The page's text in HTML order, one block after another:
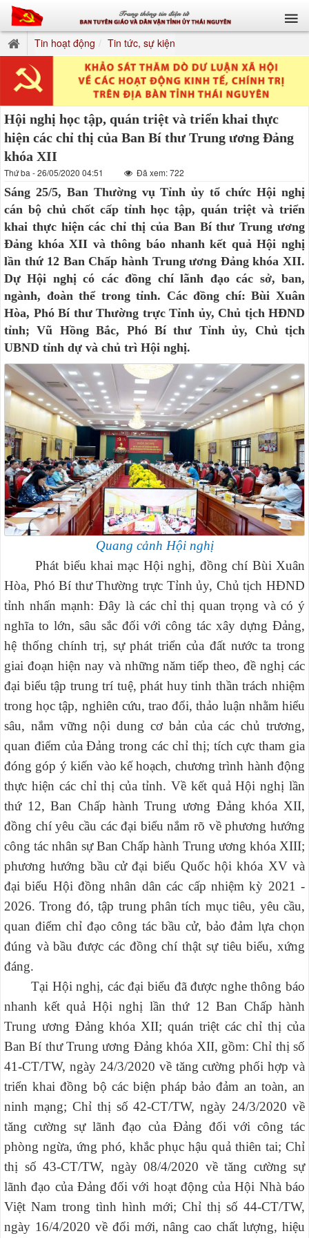
Tin hoạt động Tin tức, sự kiện
Hội nghị học tập, quán triệt và triển khai thực
hiện các chỉ thị của Ban Bí thư Trung ương Đảng
khóa XII
Thứ ba - 26/05/2020 04:51 Đã xem: 722
Sáng 25/5, Ban Thường vụ Tỉnh ủy tổ chức Hội nghị
cán bộ chủ chốt cấp tỉnh học tập, quán triệt và triển
khai thực hiện các chỉ thị của Ban Bí thư Trung ương
Đảng khóa XII và thông báo nhanh kết quả Hội nghị
lần thứ 12 Ban Chấp hành Trung ương Đảng khóa XII.
Dự Hội nghị có các đồng chí lãnh đạo các sở, ban,
ngành, đoàn thể trong tỉnh. Các đồng chí: Bùi Xuân
Hòa, Phó Bí thư Thường trực Tỉnh ủy, Chủ tịch HĐND
tỉnh; Vũ Hồng Bắc, Phó Bí thư Tỉnh ủy, Chủ tịch
UBND tỉnh dự và chủ trì Hội nghị.
Quang cảnh Hội nghị
Phát biểu khai mạc Hội nghị, đồng chí Bùi Xuân
Hòa, Phó Bí thư Thường trực Tỉnh ủy, Chủ tịch HĐND
tỉnh nhấn mạnh: Đây là các chỉ thị quan trọng và có ý
nghĩa to lớn, sâu sắc đối với công tác xây dựng Đảng,
hệ thống chính trị, sự phát triển của đất nước ta trong
giai đoạn hiện nay và những năm tiếp theo, đề nghị các
đại biểu tập trung trí tuệ, phát huy tinh thần trách nhiệm
trong học tập, nghiên cứu, trao đổi, thảo luận nhằm hiểu
sâu, nắm vững nội dung cơ bản của các chủ trương,
quan điểm của Đảng trong các chỉ thị; tích cực tham gia
đóng góp ý kiến vào kế hoạch, chương trình hành động
thực hiện các chỉ thị của tỉnh. Về kết quả Hội nghị lần
thứ 12, Ban Chấp hành Trung ương Đảng khóa XII,
đồng chí yêu cầu các đại biểu nắm rõ về phương hướng
công tác nhân sự Ban Chấp hành Trung ương khóa XIII;
phương hướng bầu cử đại biểu Quốc hội khóa XV và
đại biểu Hội đồng nhân dân các cấp nhiệm kỳ 2021 -
2026. Trong đó, tập trung phân tích mục tiêu, yêu cầu,
quan điểm chỉ đạo công tác bầu cử, bảo đảm lựa chọn
đúng và bầu được các đồng chí thật sự tiêu biểu, xứng
đáng.
Tại Hội nghị, các đại biểu đã được nghe thông báo
nhanh kết quả Hội nghị lần thứ 12 Ban Chấp hành
Trung ương Đảng khóa XII; quán triệt cácchỉ thị của
Ban Bí thư Trung ương Đảng khóa XII, gồm: Chỉ thị số
41-CT/TW, ngày 24/3/2020 về tăng cường phối hợp và
triển khai đồng bộ các biện pháp bảo đảm an toàn, an
ninh mạng; Chỉ thị số 42-CT/TW, ngày 24/3/2020 về
tăng cường sự lãnh đạo của Đảng đối với công tác
phòng ngừa, ứng phó, khắc phục hậu quả thiên tai; Chỉ
thị số 43-CT/TW, ngày 08/4/2020 về tăng cường sự
lãnh đạo của Đảng đối với hoạt động của Hội Nhà báo
Việt Nam trong tình hình mới; Chỉ thị số 44-CT/TW,
ngày 16/4/2020 về đổi mới, nâng cao chất lượng, hiệu